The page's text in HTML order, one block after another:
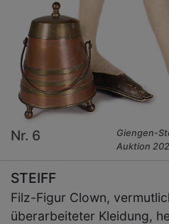
Nr. 6
Giengen-
Auktion
STEIFF
Filz-Figur Clown,
überarbeiteter Kleidung,